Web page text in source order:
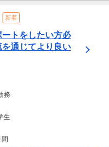
新着
トをしたい方必
通じてより良い
務
生